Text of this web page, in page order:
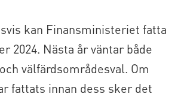
kan Finansministeriet fatta
2024. Nästa år väntar både
välfärdsområdesval. Om
fattats innan dess sker det